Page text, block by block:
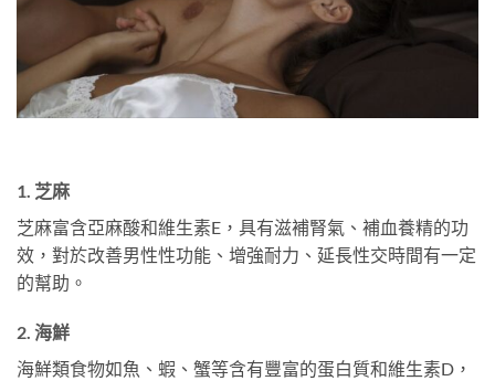
1. 芝麻
芝麻富含亞麻酸和維生素E，具有滋補腎氣、補血養精的功
效，對於改善男性性功能、增強耐力、延長性交時間有一定
的幫助。
2. 海鮮
海鮮類食物如魚、蝦、蟹等含有豐富的蛋白質和維生素D，